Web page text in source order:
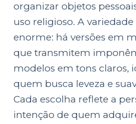
organizar objetos
uso religioso. A variedade
enorme: há versões em
que transmitem
modelos em tons claros,
quem busca leveza e
Cada escolha reflete a
intenção de quem